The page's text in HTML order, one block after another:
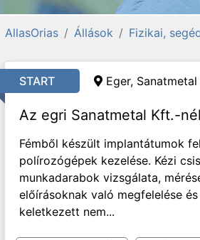
AllasOrias Állások Fizikai,
START Eger,
Az egri Sanatmetal Kft.-
Fémből készült implantátumok
polírozógépek kezelése. Kézi
munkadarabok vizsgálata,
előírásoknak való megfelelése
keletkezett nem...